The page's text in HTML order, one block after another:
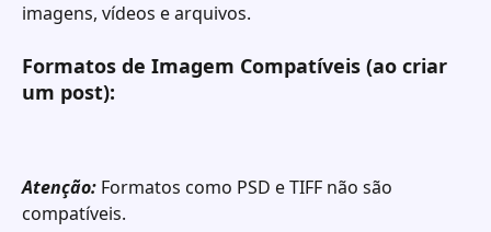
imagens, vídeos e arquivos. ​​
Formatos de Imagem Compatíveis (ao criar
um post):
Atenção: Formatos como PSD e TIFF não são
compatíveis.